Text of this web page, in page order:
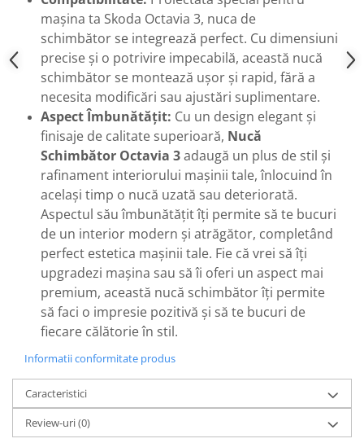
mașina ta Skoda Octavia 3, nuca de
schimbător se integrează perfect. Cu dimensiuni
precise și o potrivire impecabilă, această nucă
schimbător se montează ușor și rapid, fără a
necesita modificări sau ajustări suplimentare.
Aspect Îmbunătățit: Cu un design elegant și
finisaje de calitate superioară, Nucă
Schimbător Octavia 3adaugă un plus de stil și
rafinament interiorului mașinii tale, înlocuind în
același timp o nucă uzată sau deteriorată.
Aspectul său îmbunătățit îți permite să te bucuri
de un interior modern și atrăgător, completând
perfect estetica mașinii tale. Fie că vrei să îți
upgradezi mașina sau să îi oferi un aspect mai
premium, această nucă schimbător îți permite
să faci o impresie pozitivă și să te bucuri de
fiecare călătorie în stil.
Informatii conformitate produs
Caracteristici
Review-uri(0)